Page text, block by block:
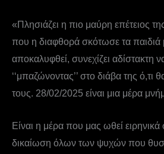
«Πλησιάζει η πιο μαύρη επέτειος
που η διαφθορά σκότωσε τα παιδιά
αποκαλυφθεί, συνεχίζει αδίστακτη
‘‘μπαζώνοντας’’ στο διάβα της ό,τι
τους. 28/02/2025 είναι μια μέρα
Είναι η μέρα που μας ωθεί
δικαίωση όλων των ψυχών που